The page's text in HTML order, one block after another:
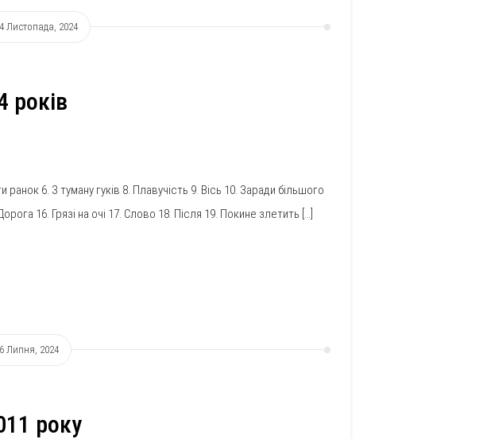
Листопада, 2024
років
6. З туману гуків 8. Плавучість 9. Вісь 10. Заради більшого
16. Грязі на очі 17. Слово 18. Після 19. Покине злетить […]
Липня, 2024
року